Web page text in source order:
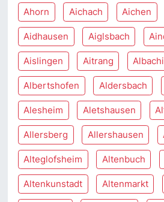
Ahorn Aichach Aichen
Aidhausen Aiglsbach
Aislingen Aitrang
Albertshofen Aldersbach
Alesheim Aletshausen
Allersberg Allershausen
Alteglofsheim Altenbuch
Altenkunstadt Altenmarkt